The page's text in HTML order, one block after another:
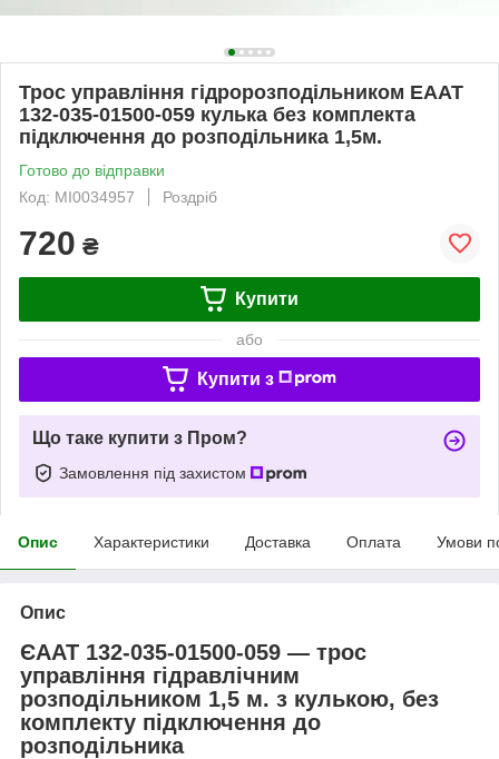
Трос управління гідророзподільником ЕААТ
132-035-01500-059 кулька без комплекта
підключення до розподільника 1,5м.
Готово до відправки
Код: MI0034957
Роздріб
720 ₴
Купити
або
Купити з
Що таке купити з Пром?
Замовлення під захистом
Опис Характеристики Доставка Оплата Умови
Опис
ЄААТ 132-035-01500-059 — трос
управління гідравлічним
розподільником 1,5 м. з кулькою, без
комплекту підключення до
розподільника